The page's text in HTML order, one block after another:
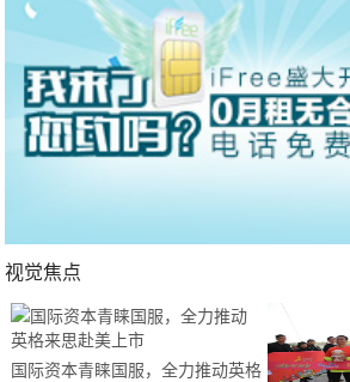
视觉焦点
国际资本青睐国服，全力推动英格